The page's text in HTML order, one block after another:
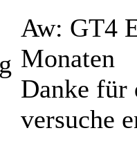
Aw: GT4
Monaten
Danke für
versuche